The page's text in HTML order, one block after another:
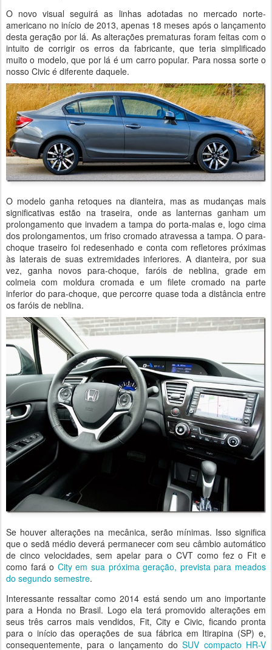
O novo visual seguirá as linhas adotadas no mercado norte-
americano no início de 2013, apenas 18 meses após o lançamento
desta geração por lá. As alterações prematuras foram feitas com o
intuito de corrigir os erros da fabricante, que teria simplificado
muito o modelo, que por lá é um carro popular. Para nossa sorte o
nosso Civic é diferente daquele.
O modelo ganha retoques na dianteira, mas as mudanças mais
significativas estão na traseira, onde as lanternas ganham um
prolongamento que invadem a tampa do porta-malas e, logo cima
dos prolongamentos, um friso cromado atravessa a tampa. O para-
choque traseiro foi redesenhado e conta com refletores próximas
às laterais de suas extremidades inferiores. A dianteira, por sua
vez, ganha novos para-choque, faróis de neblina, grade em
colmeia com moldura cromada e um filete cromado na parte
inferior do para-choque, que percorre quase toda a distância entre
os faróis de neblina.
Se houver alterações na mecânica, serão mínimas. Isso significa
que o sedã médio deverá permanecer com seu câmbio automático
de cinco velocidades, sem apelar para o CVT como fez o Fit e
como fará o City em sua próxima geração, prevista para meados
do segundo semestre.
Interessante ressaltar como 2014 está sendo um ano importante
para a Honda no Brasil. Logo ela terá promovido alterações em
seus três carros mais vendidos, Fit, City e Civic, ficando pronta
para o início das operações de sua fábrica em Itirapina (SP) e,
consequentemente, para o lançamento doSUV compacto HR-V